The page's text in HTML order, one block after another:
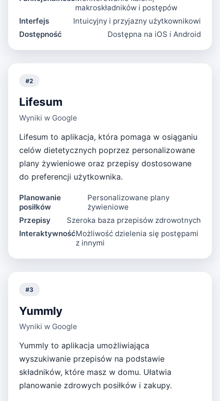
makroskładników i postępów
Interfejs
Intuicyjny i przyjazny użytkownikowi
Dostępność
Dostępna na iOS i Android
#2
Lifesum
Wyniki w Google
Lifesum to aplikacja, która pomaga w osiąganiu
celów dietetycznych poprzez personalizowane
plany żywieniowe oraz przepisy dostosowane
do preferencji użytkownika.
Planowanie
posiłków
Personalizowane plany
żywieniowe
Przepisy
Szeroka baza przepisów zdrowotnych
InteraktywnośćMożliwość dzielenia się postępami
z innymi
#3
Yummly
Wyniki w Google
Yummly to aplikacja umożliwiająca
wyszukiwanie przepisów na podstawie
składników, które masz w domu. Ułatwia
planowanie zdrowych posiłków i zakupy.